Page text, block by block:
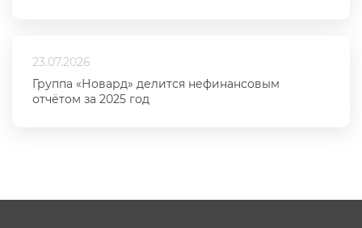
23.07.2026
Группа «Новард» делится нефинансовым
отчётом за 2025 год